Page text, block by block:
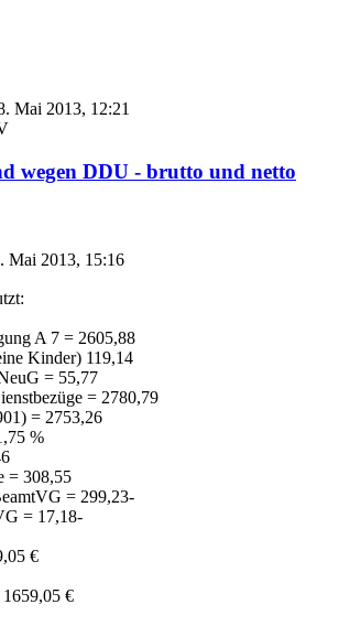
Mai 2013, 12:21
wegen DDU - brutto und netto
Mai 2013, 15:16
A 7 = 2605,88
Kinder) 119,14
= 55,77
= 2780,79
= 2753,26
%
= 308,55
= 299,23-
= 17,18-
€
€